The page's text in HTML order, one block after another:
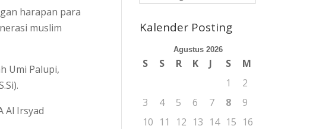
harapan para
muslim
Umi Palupi,
Al Irsyad
Kalender Posting
Agustus 2026
S S R K J S
M
1
2
3
4 5 6 7 8
9
10 11 12 13 14 15 16